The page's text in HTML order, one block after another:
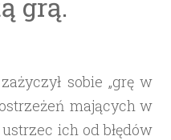
sobie „grę w
mających w
ich od błędów